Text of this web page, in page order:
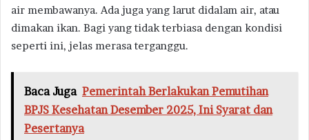
air membawanya. Ada juga yang larut didalam air, atau
dimakan ikan. Bagi yang tidak terbiasa dengan kondisi
seperti ini, jelas merasa terganggu.
Baca Juga Pemerintah Berlakukan Pemutihan
BPJS Kesehatan Desember 2025, Ini Syarat dan
Pesertanya